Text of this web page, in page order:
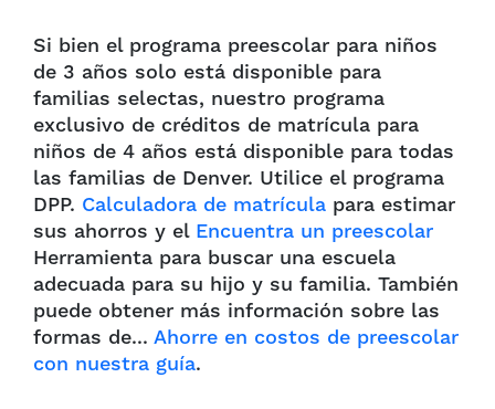
Si bien el programa preescolar para niños
de 3 años solo está disponible para
familias selectas, nuestro programa
exclusivo de créditos de matrícula para
niños de 4 años está disponible para todas
las familias de Denver. Utilice el programa
DPP. Calculadora de matrícula para estimar
sus ahorros y el Encuentra un preescolar
Herramienta para buscar una escuela
adecuada para su hijo y su familia. También
puede obtener más información sobre las
formas de... Ahorre en costos de preescolar
con nuestra guía.